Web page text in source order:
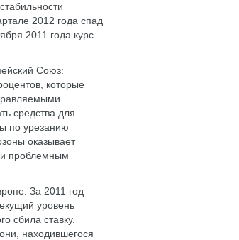
2012 года спад
2011 года курс
Союз:
которые
средства для
по урезанию
оказывает
проблемным
За 2011 год
уровень
сбила ставку.
находившегося